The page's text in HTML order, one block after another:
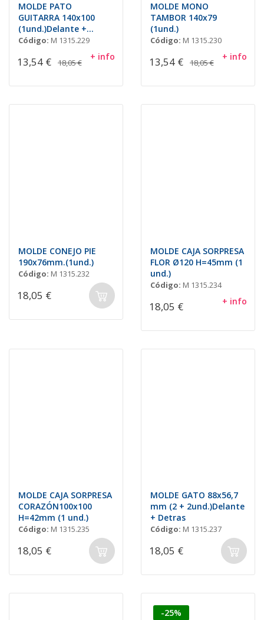
MOLDE PATO
GUITARRA 140x100
(1und.)Delante +
Detras
Código: M 1315.229
13,54 € 18,05 €
+ info
MOLDE MONO
TAMBOR 140x79
(1und.)
Código: M 1315.230
13,54 € 18,05 €
+ info
MOLDE CONEJO PIE
190x76mm.(1und.)
Código: M 1315.232
18,05 €
MOLDE CAJA SORPRESA
FLOR Ø120 H=45mm (1
und.)
Código: M 1315.234
18,05 € + info
MOLDE CAJA SORPRESA
CORAZÓN100x100
H=42mm (1 und.)
Código: M 1315.235
18,05 €
MOLDE GATO 88x56,7
mm (2 + 2und.)Delante
+ Detras
Código: M 1315.237
18,05 €
-25%